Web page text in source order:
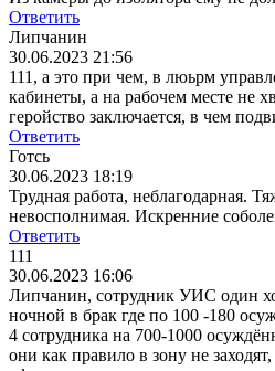
Ответить
Липчанин
30.06.2023 21:56
111, а это при чем, в люьрм
кабинеты, а на рабочем месте не
геройство заключается, в чем
Ответить
Готсь
30.06.2023 18:19
Трудная работа, неблагодарная.
невосполнимая. Искренние
Ответить
111
30.06.2023 16:06
Липчанин, сотрудник УИС один
ночной в брак где по 100 -180
4 сотрудника на 700-1000
они как правило в зону не